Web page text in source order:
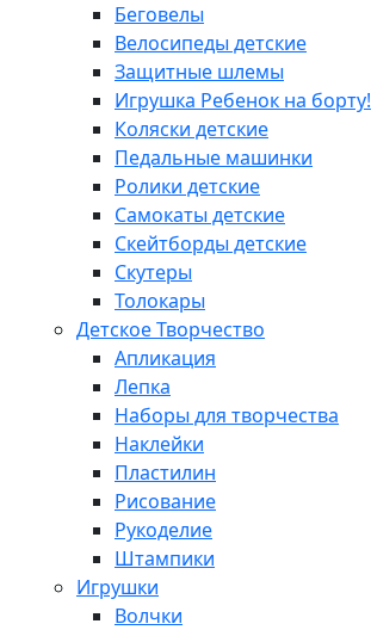
Беговелы
Велосипеды детские
Защитные шлемы
Игрушка Ребенок на борту!
Коляски детские
Педальные машинки
Ролики детские
Самокаты детские
Скейтборды детские
Скутеры
Толокары
Детское Творчество
Апликация
Лепка
Наборы для творчества
Наклейки
Пластилин
Рисование
Рукоделие
Штампики
Игрушки
Волчки